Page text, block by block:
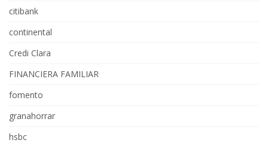
citibank
continental
Credi Clara
FINANCIERA FAMILIAR
fomento
granahorrar
hsbc